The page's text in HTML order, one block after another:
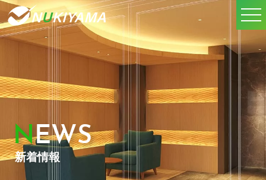
NEWS
新着情報